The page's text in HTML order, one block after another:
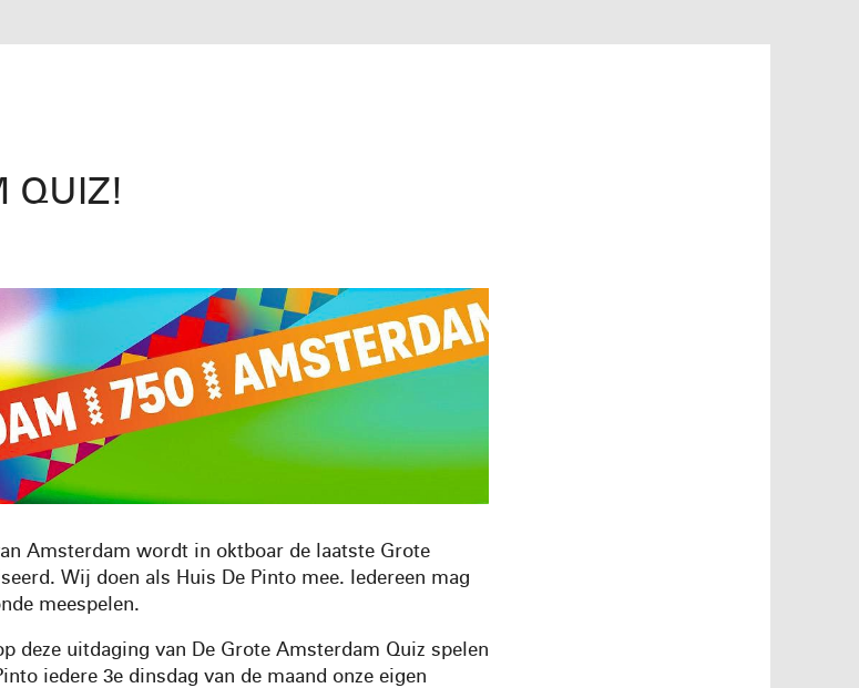
QUIZ!
Amsterdam wordt in oktboar de laatste Grote
Wij doen als Huis De Pinto mee. Iedereen mag
meespelen.
deze uitdaging van De Grote Amsterdam Quiz spelen
iedere 3e dinsdag van de maand onze eigen